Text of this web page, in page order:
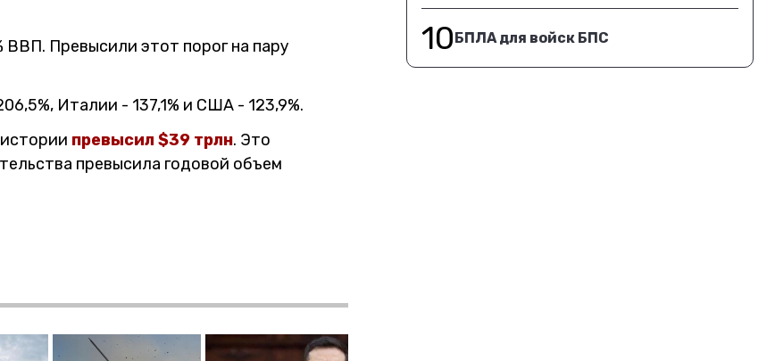
ВВП. Превысили этот порог на пару
Италии - 137,1% и США - 123,9%.
превысил $39 трлн. Это
превысила годовой объем
10БПЛА для войск БПС